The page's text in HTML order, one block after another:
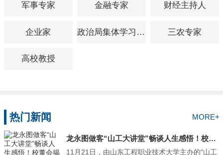
军事专家 金融专家 财经主持人
企业家 三农专家
高校教授
热门新闻 MORE+
龙永图做客“山工大讲堂”畅谈人生感悟！校董会揭牌暨产业学院签约仪式同期举行"
11月21日，由山东工程职业技术大学主办的“山工